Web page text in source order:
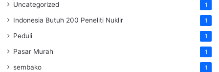
Uncategorized 1
Indonesia Butuh 200 Peneliti Nuklir 1
Peduli 1
Pasar Murah 1
sembako 1